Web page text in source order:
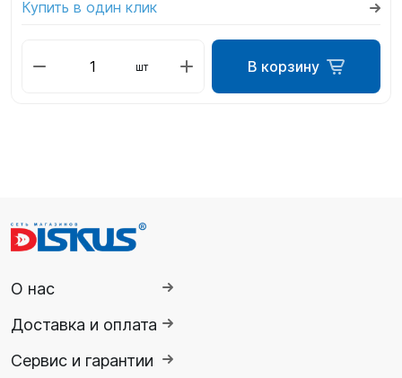
Купить в один клик
шт В корзину
О нас
Доставка и оплата
Сервис и гарантии